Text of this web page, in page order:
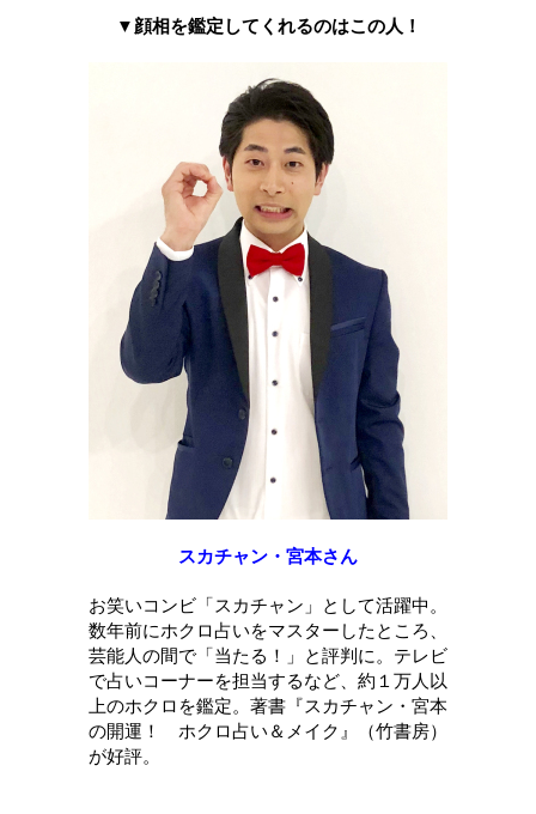
▼顔相を鑑定してくれるのはこの人！
スカチャン・宮本さん
お笑いコンビ「スカチャン」として活躍中。
数年前にホクロ占いをマスターしたところ、
芸能人の間で「当たる！」と評判に。 テレビ
で占いコーナーを担当するなど、約１万人以
上のホクロを鑑定。 著書『スカチャン・宮本
の開運！ ホクロ占い＆メイク』（竹書房）
が好評。